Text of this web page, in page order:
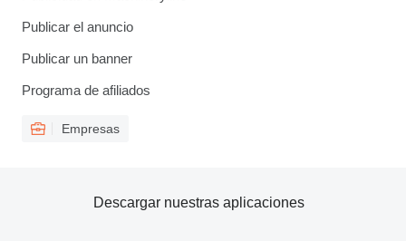
Publicar el anuncio
Publicar un banner
Programa de afiliados
Empresas
Descargar nuestras aplicaciones